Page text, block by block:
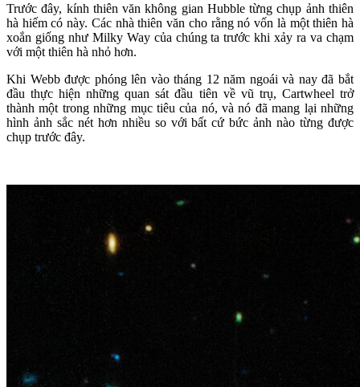
Trước đây, kính thiên văn không gian Hubble từng chụp ảnh thiên
hà hiếm có này. Các nhà thiên văn cho rằng nó vốn là một thiên hà
xoắn giống như Milky Way của chúng ta trước khi xảy ra va chạm
với một thiên hà nhỏ hơn.
Khi Webb được phóng lên vào tháng 12 năm ngoái và nay đã bắt
đầu thực hiện những quan sát đầu tiên về vũ trụ, Cartwheel trở
thành một trong những mục tiêu của nó, và nó đã mang lại những
hình ảnh sắc nét hơn nhiều so với bất cứ bức ảnh nào từng được
chụp trước đây.